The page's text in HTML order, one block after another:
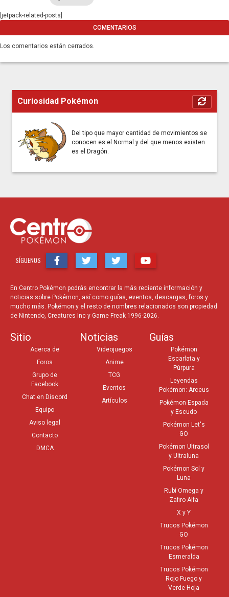
[jetpack-related-posts]
COMENTARIOS
Los comentarios están cerrados.
Curiosidad Pokémon
Del tipo que mayor cantidad de movimientos se
conocen es el Normal y del que menos existen
es el Dragón.
SÍGUENOS
En Centro Pokémon podrás encontrar la más reciente información y
noticias sobre Pokémon, así como guías, eventos, descargas, foros y
mucho más. Pokémon y el resto de nombres relacionados son propiedad
de Nintendo, Creatures Inc y Game Freak 1996-2026.
Sitio
Acerca de
Foros
Grupo de
Facebook
Chat en Discord
Equipo
Aviso legal
Contacto
DMCA
Noticias
Videojuegos
Anime
TCG
Eventos
Artículos
Guías
Pokémon
Escarlata y
Púrpura
Leyendas
Pokémon: Arceus
Pokémon Espada
y Escudo
Pokémon Let's
GO
Pokémon Ultrasol
y Ultraluna
Pokémon Sol y
Luna
Rubí Omega y
Zafiro Alfa
X y Y
Trucos Pokémon
GO
Trucos Pokémon
Esmeralda
Trucos Pokémon
Rojo Fuego y
Verde Hoja